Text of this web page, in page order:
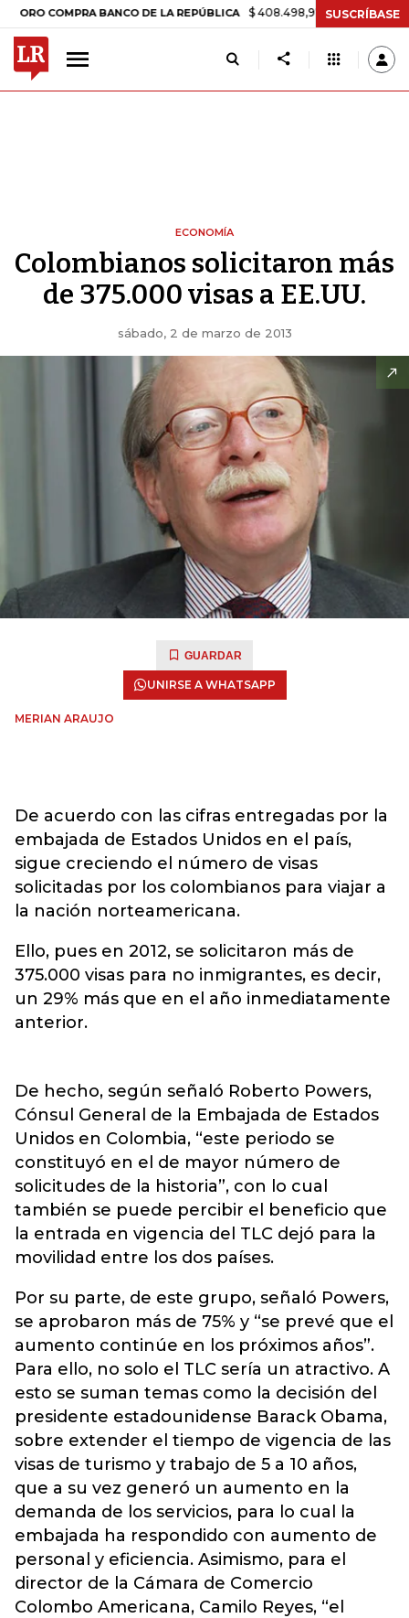
COMPRA BANCO DE LA REPÚBLICA $ 408.498,97 +$ 8.753,81 +2,19%
SUSCRÍBASE
ECONOMÍA
Colombianos solicitaron más
de 375.000 visas a EE.UU.
sábado, 2 de marzo de 2013
GUARDAR
UNIRSE A WHATSAPP
MERIAN ARAUJO
De acuerdo con las cifras entregadas por la
embajada de Estados Unidos en el país,
sigue creciendo el número de visas
solicitadas por los colombianos para viajar a
la nación norteamericana.
Ello, pues en 2012, se solicitaron más de
375.000 visas para no inmigrantes, es decir,
un 29% más que en el año inmediatamente
anterior.
De hecho, según señaló Roberto Powers,
Cónsul General de la Embajada de Estados
Unidos en Colombia, “este periodo se
constituyó en el de mayor número de
solicitudes de la historia”, con lo cual
también se puede percibir el beneficio que
la entrada en vigencia del TLC dejó para la
movilidad entre los dos países.
Por su parte, de este grupo, señaló Powers,
se aprobaron más de 75% y “se prevé que el
aumento continúe en los próximos años”.
Para ello, no solo el TLC sería un atractivo. A
esto se suman temas como la decisión del
presidente estadounidense Barack Obama,
sobre extender el tiempo de vigencia de las
visas de turismo y trabajo de 5 a 10 años,
que a su vez generó un aumento en la
demanda de los servicios, para lo cual la
embajada ha respondido con aumento de
personal y eficiencia. Asimismo, para el
director de la Cámara de Comercio
Colombo Americana, Camilo Reyes, “el